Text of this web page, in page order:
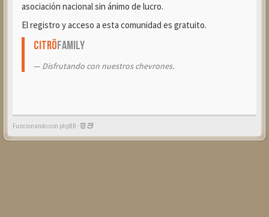
asociación nacional sin ánimo de lucro.
El registro y acceso a esta comunidad es gratuito.
CitröFamily
Disfrutando con nuestros chevrones.
Funcionando con phpBB -